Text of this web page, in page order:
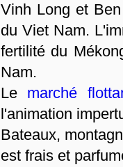
Vinh Long et
du Viet Nam.
fertilité du
Nam.
Le marché
l'animation
Bateaux,
est frais et